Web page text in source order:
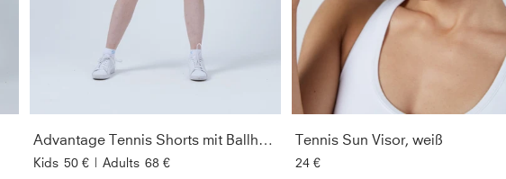
Advantage Tennis Shorts mit Ballhalter, navy blau
Kids 50 € | Adults 68 €
Tennis Sun Visor, weiß
24 €